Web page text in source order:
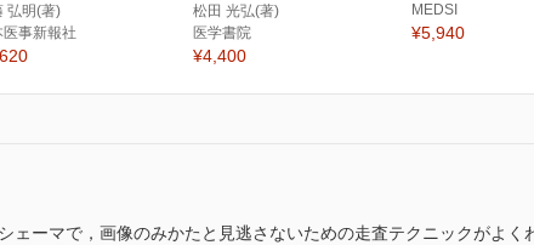
弘明(著)
医事新報社
松田 光弘(著)
医学書院
¥4,400
MEDSI
¥5,940
ェーマで，画像のみかたと見逃さないための走査テクニックがよく